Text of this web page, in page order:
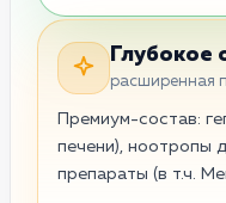
Глубокое
расширенная
Премиум-состав:
печени), ноотропы
препараты (в т.ч.